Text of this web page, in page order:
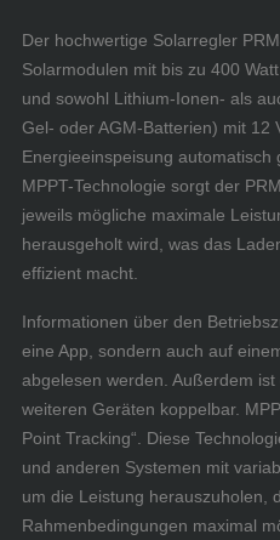
Der hochwertige Solarregler
Solarmodulen mit bis zu 400
und sowohl Lithium-Ionen- als
Gel- oder AGM-Batterien) mit 12
Energieeinspeisung
MPPT-Technologie sorgt der
jeweils mögliche maximale
herausgeholt wird, was das
effizient macht.
Informationen über den
eine App, sondern auch auf
abgelesen werden. Außerdem
weiteren Geräten koppelbar.
Point Tracking“. Diese
und anderen Systemen mit
um die Leistung herauszuholen,
Rahmenbedingungen maximal